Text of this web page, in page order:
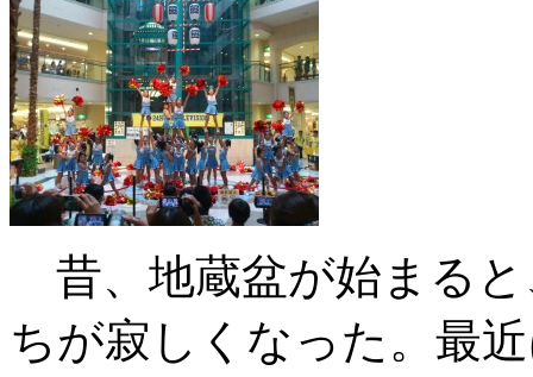
昔、地蔵盆が始まる
ちが寂しくなった。最